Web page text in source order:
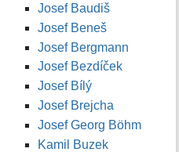
Josef Baudiš
Josef Beneš
Josef Bergmann
Josef Bezdíček
Josef Bílý
Josef Brejcha
Josef Georg Böhm
Kamil Buzek